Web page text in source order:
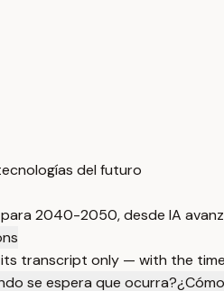
del futuro
2040-2050, desde IA
transcript only — with the
se espera que ocurra?